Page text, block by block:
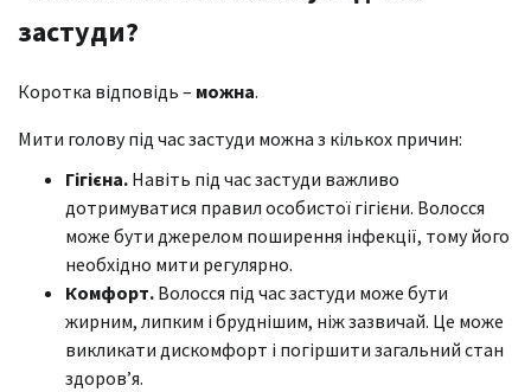
застуди?
Коротка відповідь – можна.
Мити голову під час застуди можна з кількох причин:
Гігієна. Навіть під час застуди важливо
дотримуватися правил особистої гігієни. Волосся
може бути джерелом поширення інфекції, тому його
необхідно мити регулярно.
Комфорт. Волосся під час застуди може бути
жирним, липким і бруднішим, ніж зазвичай. Це може
викликати дискомфорт і погіршити загальний стан
здоров’я.